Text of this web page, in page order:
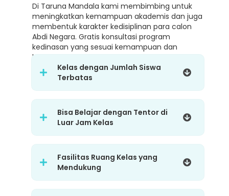
Di Taruna Mandala kami membimbing untuk
meningkatkan kemampuan akademis dan juga
membentuk karakter kedisiplinan para calon
Abdi Negara. Gratis konsultasi program
kedinasan yang sesuai kemampuan dan
karakter.
Kelas dengan Jumlah Siswa
Terbatas
Bisa Belajar dengan Tentor di
Luar Jam Kelas
Fasilitas Ruang Kelas yang
Mendukung